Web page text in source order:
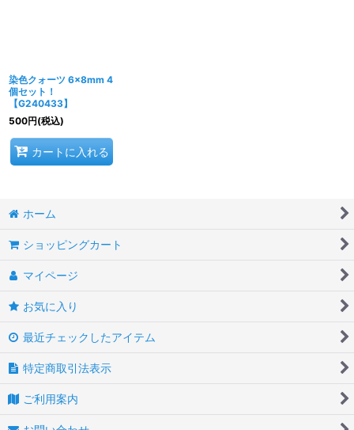
染色クォーツ 6×8mm 4
個セット！
【G240433】
500円(税込)
カートに入れる
ホーム
ショッピングカート
マイページ
お気に入り
最近チェックしたアイテム
特定商取引法表示
ご利用案内